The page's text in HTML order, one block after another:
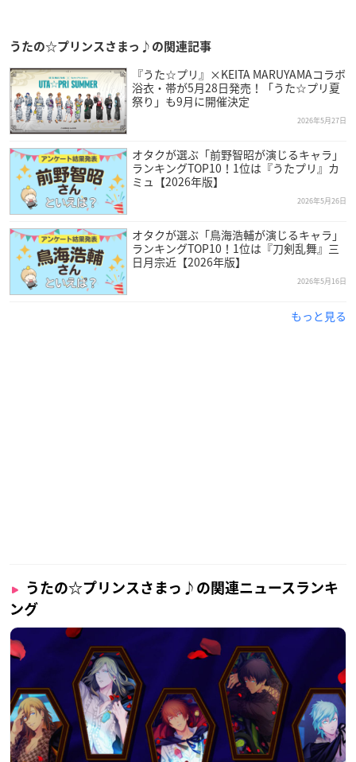
うたの☆プリンスさまっ♪の関連記事
『うた☆プリ』×KEITA MARUYAMAコラボ
浴衣・帯が5月28日発売！「うた☆プリ夏
祭り」も9月に開催決定
2026年5月27日
オタクが選ぶ「前野智昭が演じるキャラ」
ランキングTOP10！1位は『うたプリ』カ
ミュ【2026年版】
2026年5月26日
オタクが選ぶ「鳥海浩輔が演じるキャラ」
ランキングTOP10！1位は『刀剣乱舞』三
日月宗近【2026年版】
2026年5月16日
もっと見る
うたの☆プリンスさまっ♪の関連ニュースランキ
ング